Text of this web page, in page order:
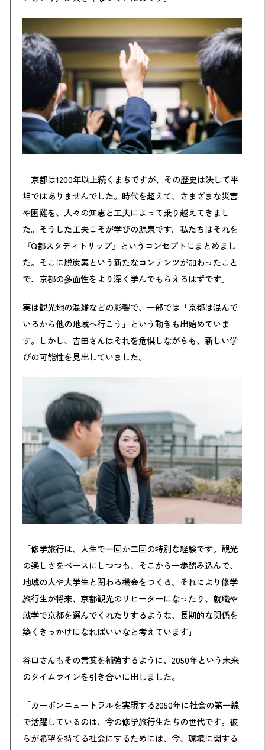
「京都は1200年以上続くまちですが、その歴史は決して平
坦ではありませんでした。時代を超えて、さまざまな災害
や困難を、人々の知恵と工夫によって乗り越えてきまし
た。そうした工夫こそが学びの源泉です。私たちはそれを
『Q都スタディトリップ』というコンセプトにまとめまし
た。そこに脱炭素という新たなコンテンツが加わったこと
で、京都の多面性をより深く学んでもらえるはずです」
実は観光地の混雑などの影響で、一部では「京都は混んで
いるから他の地域へ行こう」という動きも出始めていま
す。しかし、吉田さんはそれを危惧しながらも、新しい学
びの可能性を見出していました。
「修学旅行は、人生で一回か二回の特別な経験です。観光
の楽しさをベースにしつつも、そこから一歩踏み込んで、
地域の人や大学生と関わる機会をつくる。それにより修学
旅行生が将来、京都観光のリピーターになったり、就職や
就学で京都を選んでくれたりするような、長期的な関係を
築くきっかけになればいいなと考えています」
谷口さんもその言葉を補強するように、2050年という未来
のタイムラインを引き合いに出しました。
「カーボンニュートラルを実現する2050年に社会の第一線
で活躍しているのは、今の修学旅行生たちの世代です。彼
らが希望を持てる社会にするためには、今、環境に関する